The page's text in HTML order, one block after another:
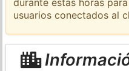
usuarios conectados al